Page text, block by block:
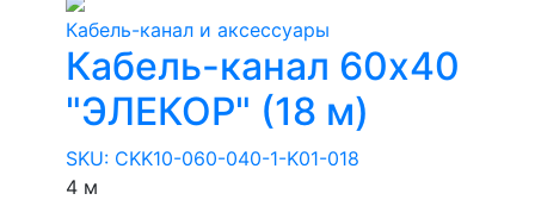
Кабель-канал и аксессуары
Кабель-канал 60х40
"ЭЛЕКОР" (18 м)
SKU: CKK10-060-040-1-K01-018
4 м